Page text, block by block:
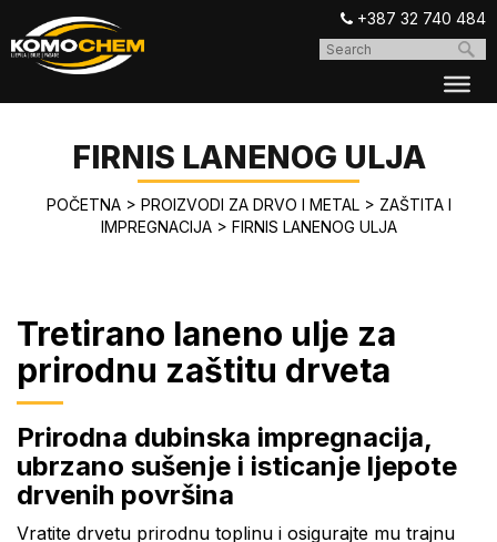
+387 32 740 484
FIRNIS LANENOG ULJA
POČETNA> PROIZVODI ZA DRVO I METAL> ZAŠTITA I
IMPREGNACIJA> FIRNIS LANENOG ULJA
Tretirano laneno ulje za
prirodnu zaštitu drveta
Prirodna dubinska impregnacija,
ubrzano sušenje i isticanje ljepote
drvenih površina
Vratite drvetu prirodnu toplinu i osigurajte mu trajnu